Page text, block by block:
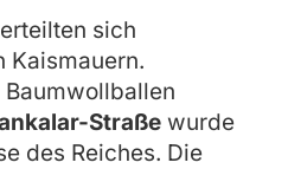
sich
Kaismauern.
Straße wurde
des Reiches. Die